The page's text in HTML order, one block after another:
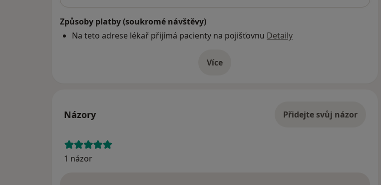
Způsoby platby (soukromé návštěvy)
Na teto adrese lékař přijímá pacienty na pojišťovnu Detaily
Víceo adrese
Názory Přidejte svůj názor
1 názor